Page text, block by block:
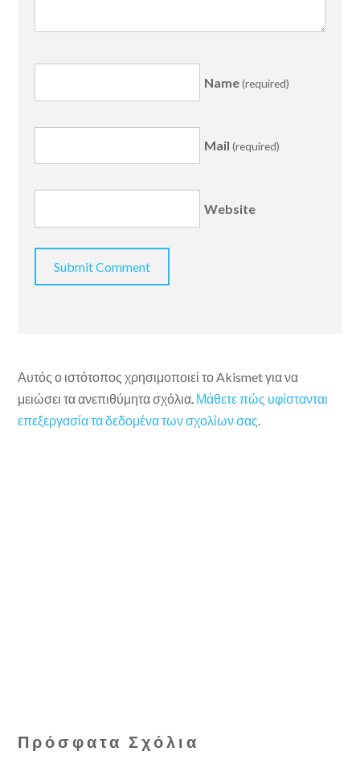
Name(required)
Mail (required)
Website
Αυτός ο ιστότοπος χρησιμοποιεί το Akismet για να
μειώσει τα ανεπιθύμητα σχόλια. Μάθετε πώς υφίστανται
επεξεργασία τα δεδομένα των σχολίων σας
Πρόσφατα Σχόλια